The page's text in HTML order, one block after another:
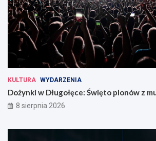
KULTURA WYDARZENIA
Dożynki w Długołęce: Święto plonów z
8 sierpnia 2026